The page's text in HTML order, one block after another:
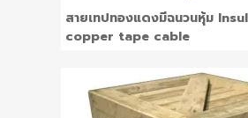
สายเทปทองแดงมีฉนวนหุ้ม
copper tape cable